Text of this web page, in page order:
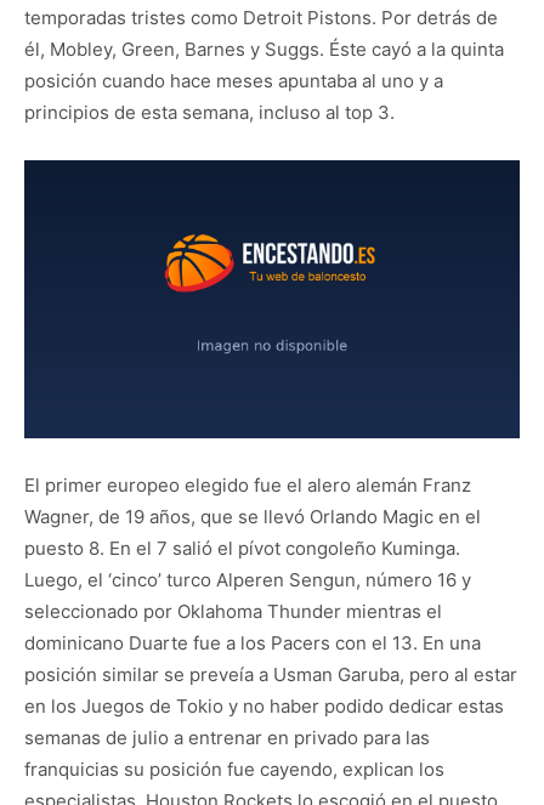
temporadas tristes como Detroit Pistons. Por detrás de
él, Mobley, Green, Barnes y Suggs. Éste cayó a la quinta
posición cuando hace meses apuntaba al uno y a
principios de esta semana, incluso al top 3.
El primer europeo elegido fue el alero alemán Franz
Wagner, de 19 años, que se llevó Orlando Magic en el
puesto 8. En el 7 salió el pívot congoleño Kuminga.
Luego, el ‘cinco’ turco Alperen Sengun, número 16 y
seleccionado por Oklahoma Thunder mientras el
dominicano Duarte fue a los Pacers con el 13. En una
posición similar se preveía a Usman Garuba, pero al estar
en los Juegos de Tokio y no haber podido dedicar estas
semanas de julio a entrenar en privado para las
franquicias su posición fue cayendo, explican los